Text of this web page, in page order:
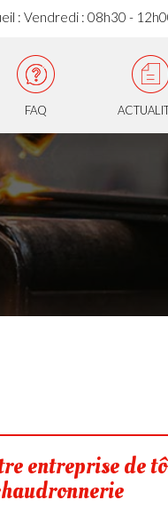
: Vendredi : 08h30 -
FAQ
entreprise de